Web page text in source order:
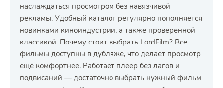
наслаждаться просмотром без навязчивой
рекламы. Удобный каталог регулярно пополняется
новинками киноиндустрии, а также проверенной
классикой. Почему стоит выбрать LordFilm? Все
фильмы доступны в дубляже, что делает просмотр
ещё комфортнее. Работает плеер без лагов и
подвисаний — достаточно выбрать нужный фильм